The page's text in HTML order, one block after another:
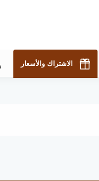
الاشتراك والأسعار